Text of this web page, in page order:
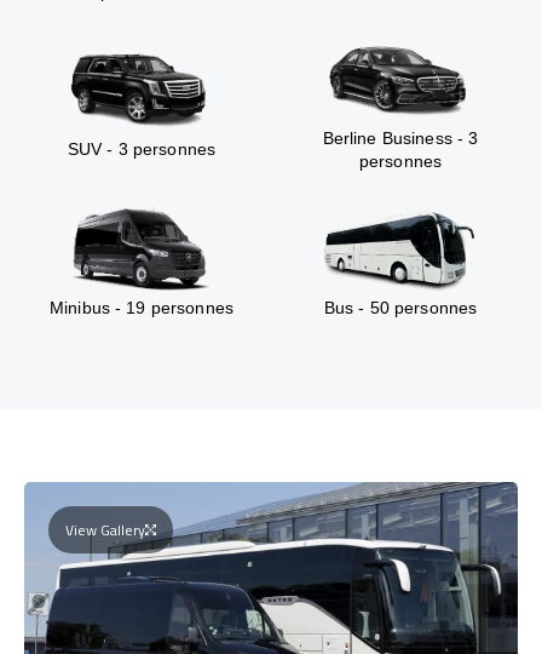
SUV - 3 personnes
Berline Business - 3
personnes
Minibus - 19 personnes Bus - 50 personnes
View Gallery